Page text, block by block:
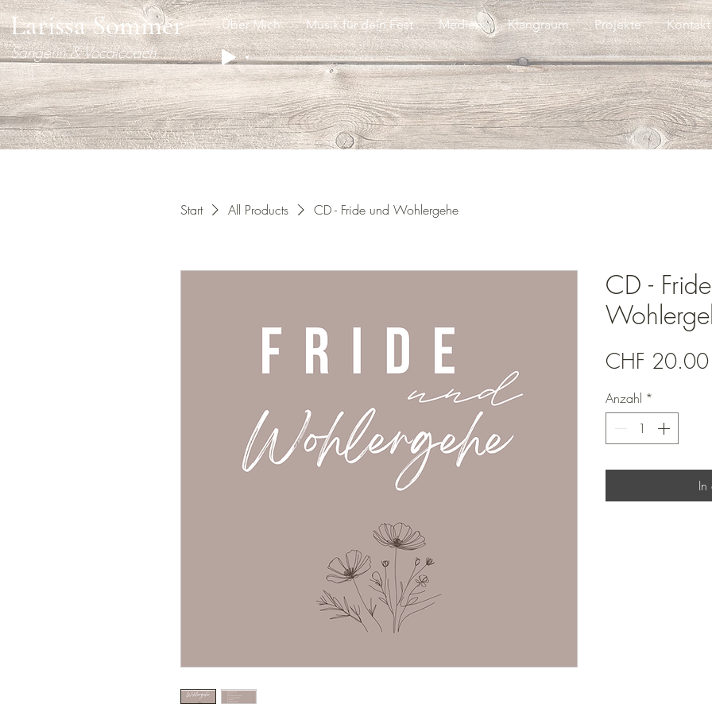
Larissa Sommer
Sängerin & Vocalcoach
Über Mich Musik für dein Fest Medien Klangraum Projekte Kontakt
Start All Products CD - Fride und Wohlergehe
CD -
CHF 20.00
Anzahl *